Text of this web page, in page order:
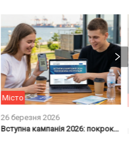
Місто
26 березня 2026
Вступна кампанія 2026: покрокова інструкція для абітурієнтів Чорноморська